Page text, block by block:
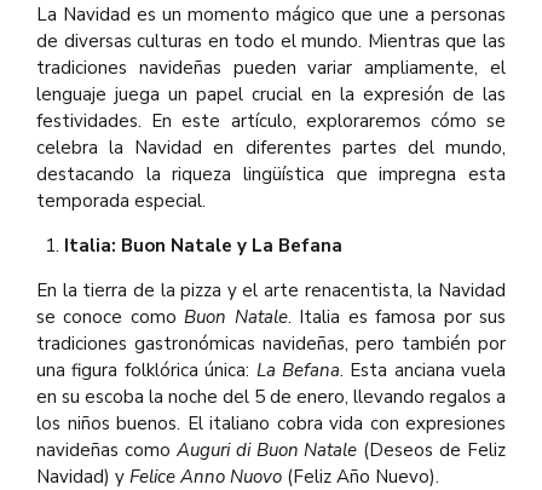
La Navidad es un momento mágico que une a personas
de diversas culturas en todo el mundo. Mientras que las
tradiciones navideñas pueden variar ampliamente, el
lenguaje juega un papel crucial en la expresión de las
festividades. En este artículo, exploraremos cómo se
celebra la Navidad en diferentes partes del mundo,
destacando la riqueza lingüística que impregna esta
temporada especial.
Italia: Buon Natale y La Befana
En la tierra de la pizza y el arte renacentista, la Navidad
se conoce comoBuon Natale. Italia es famosa por sus
tradiciones gastronómicas navideñas, pero también por
una figura folklórica única: La Befana. Esta anciana vuela
en su escoba la noche del 5 de enero, llevando regalos a
los niños buenos. El italiano cobra vida con expresiones
navideñas como Auguri di Buon Natale (Deseos de Feliz
Navidad) y Felice Anno Nuovo (Feliz Año Nuevo).